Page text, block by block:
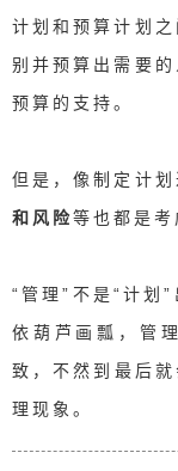
计划和预算计划
别并预算出需要
预算的支持。
但是，像制定计划
和风险等也都是考
“管理”不是“计划
依葫芦画瓢，管
致，不然到最后
理现象。